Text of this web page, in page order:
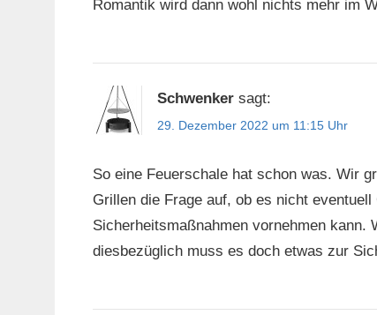
Romantik wird dann wohl nichts mehr im
Schwenker sagt:
29. Dezember 2022 um 11:15 Uhr
So eine Feuerschale hat schon was. Wir
Grillen die Frage auf, ob es nicht
Sicherheitsmaßnahmen vornehmen
diesbezüglich muss es doch etwas zur